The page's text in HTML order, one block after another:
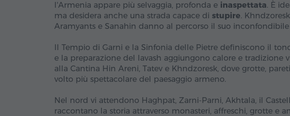
l'Armenia appare più selvaggia, profonda e inaspettata. È
ma desidera anche una strada capace di stupire.
Aramyants e Sanahin danno al percorso il suo inconfondibile
Il Tempio di Garni e la Sinfonia delle Pietre definiscono il
e la preparazione del lavash aggiungono calore e tradizione
alla Cantina Hin Areni, Tatev e Khndzoresk, dove grotte,
volto più spettacolare del paesaggio armeno.
Nel nord vi attendono Haghpat, Zarni-Parni, Akhtala, il
raccontano la storia attraverso monasteri, affreschi, grotte e